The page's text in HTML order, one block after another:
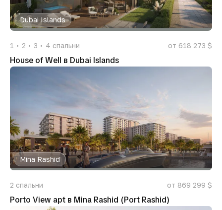
Dubai Islands
1 2 3 4 спальни от 618 273 $
House of Well в Dubai Islands
Mina Rashid
2 спальни от 869 299 $
Porto View apt в Mina Rashid (Port Rashid)